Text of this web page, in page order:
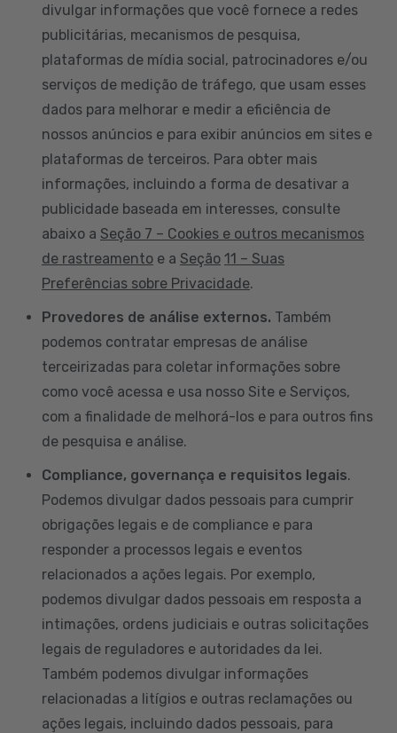
divulgar informações que você fornece a redes
publicitárias, mecanismos de pesquisa,
plataformas de mídia social, patrocinadores e/ou
serviços de medição de tráfego, que usam esses
dados para melhorar e medir a eficiência de
nossos anúncios e para exibir anúncios em sites e
plataformas de terceiros. Para obter mais
informações, incluindo a forma de desativar a
publicidade baseada em interesses, consulte
abaixo a Seção 7 – Cookies e outros mecanismos
de rastreamento e a Seção 11 – Suas
Preferências sobre Privacidade.
Provedores de análise externos. Também
podemos contratar empresas de análise
terceirizadas para coletar informações sobre
como você acessa e usa nosso Site e Serviços,
com a finalidade de melhorá-los e para outros fins
de pesquisa e análise.
Compliance, governança e requisitos legais.
Podemos divulgar dados pessoais para cumprir
obrigações legais e de compliance e para
responder a processos legais e eventos
relacionados a ações legais. Por exemplo,
podemos divulgar dados pessoais em resposta a
intimações, ordens judiciais e outras solicitações
legais de reguladores e autoridades da lei.
Também podemos divulgar informações
relacionadas a litígios e outras reclamações ou
ações legais, incluindo dados pessoais, para